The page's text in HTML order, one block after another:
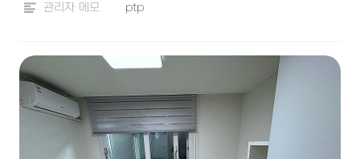
관리자 메모 ptp